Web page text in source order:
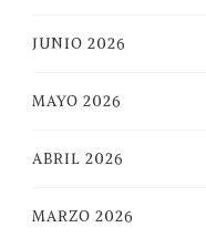
JUNIO 2026
MAYO 2026
ABRIL 2026
MARZO 2026